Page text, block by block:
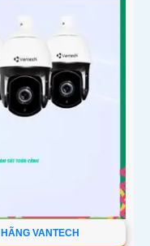
VANTECH